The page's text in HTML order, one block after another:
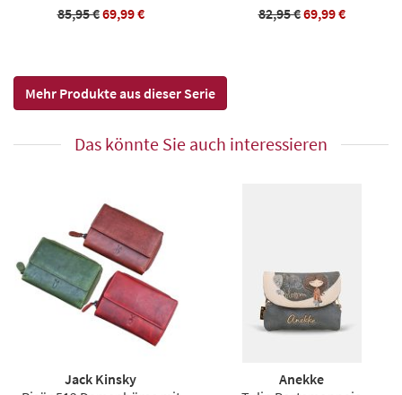
85,95 €69,99 €
82,95 €69,99 €
Mehr Produkte aus dieser Serie
Das könnte Sie auch interessieren
Jack Kinsky
Anekke